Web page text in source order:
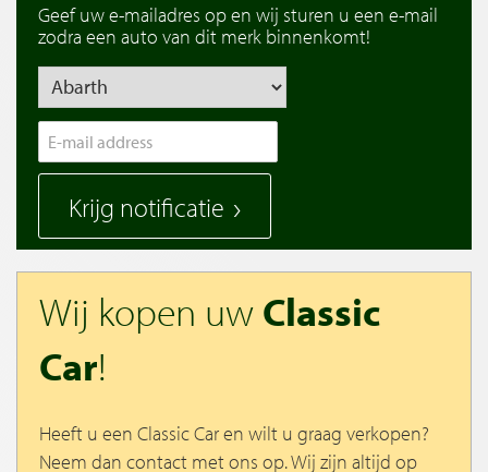
Geef uw e-mailadres op en wij sturen u een e-mail
zodra een auto van dit merk binnenkomt!
Krijg notificatie
Wij kopen uwClassic
Car!
Heeft u een Classic Car en wilt u graag verkopen?
Neem dan contact met ons op. Wij zijn altijd op